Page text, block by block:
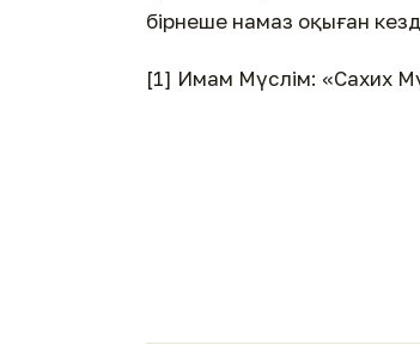
бірнеше намаз оқыған
[1] Имам Мүслім: «Сахих